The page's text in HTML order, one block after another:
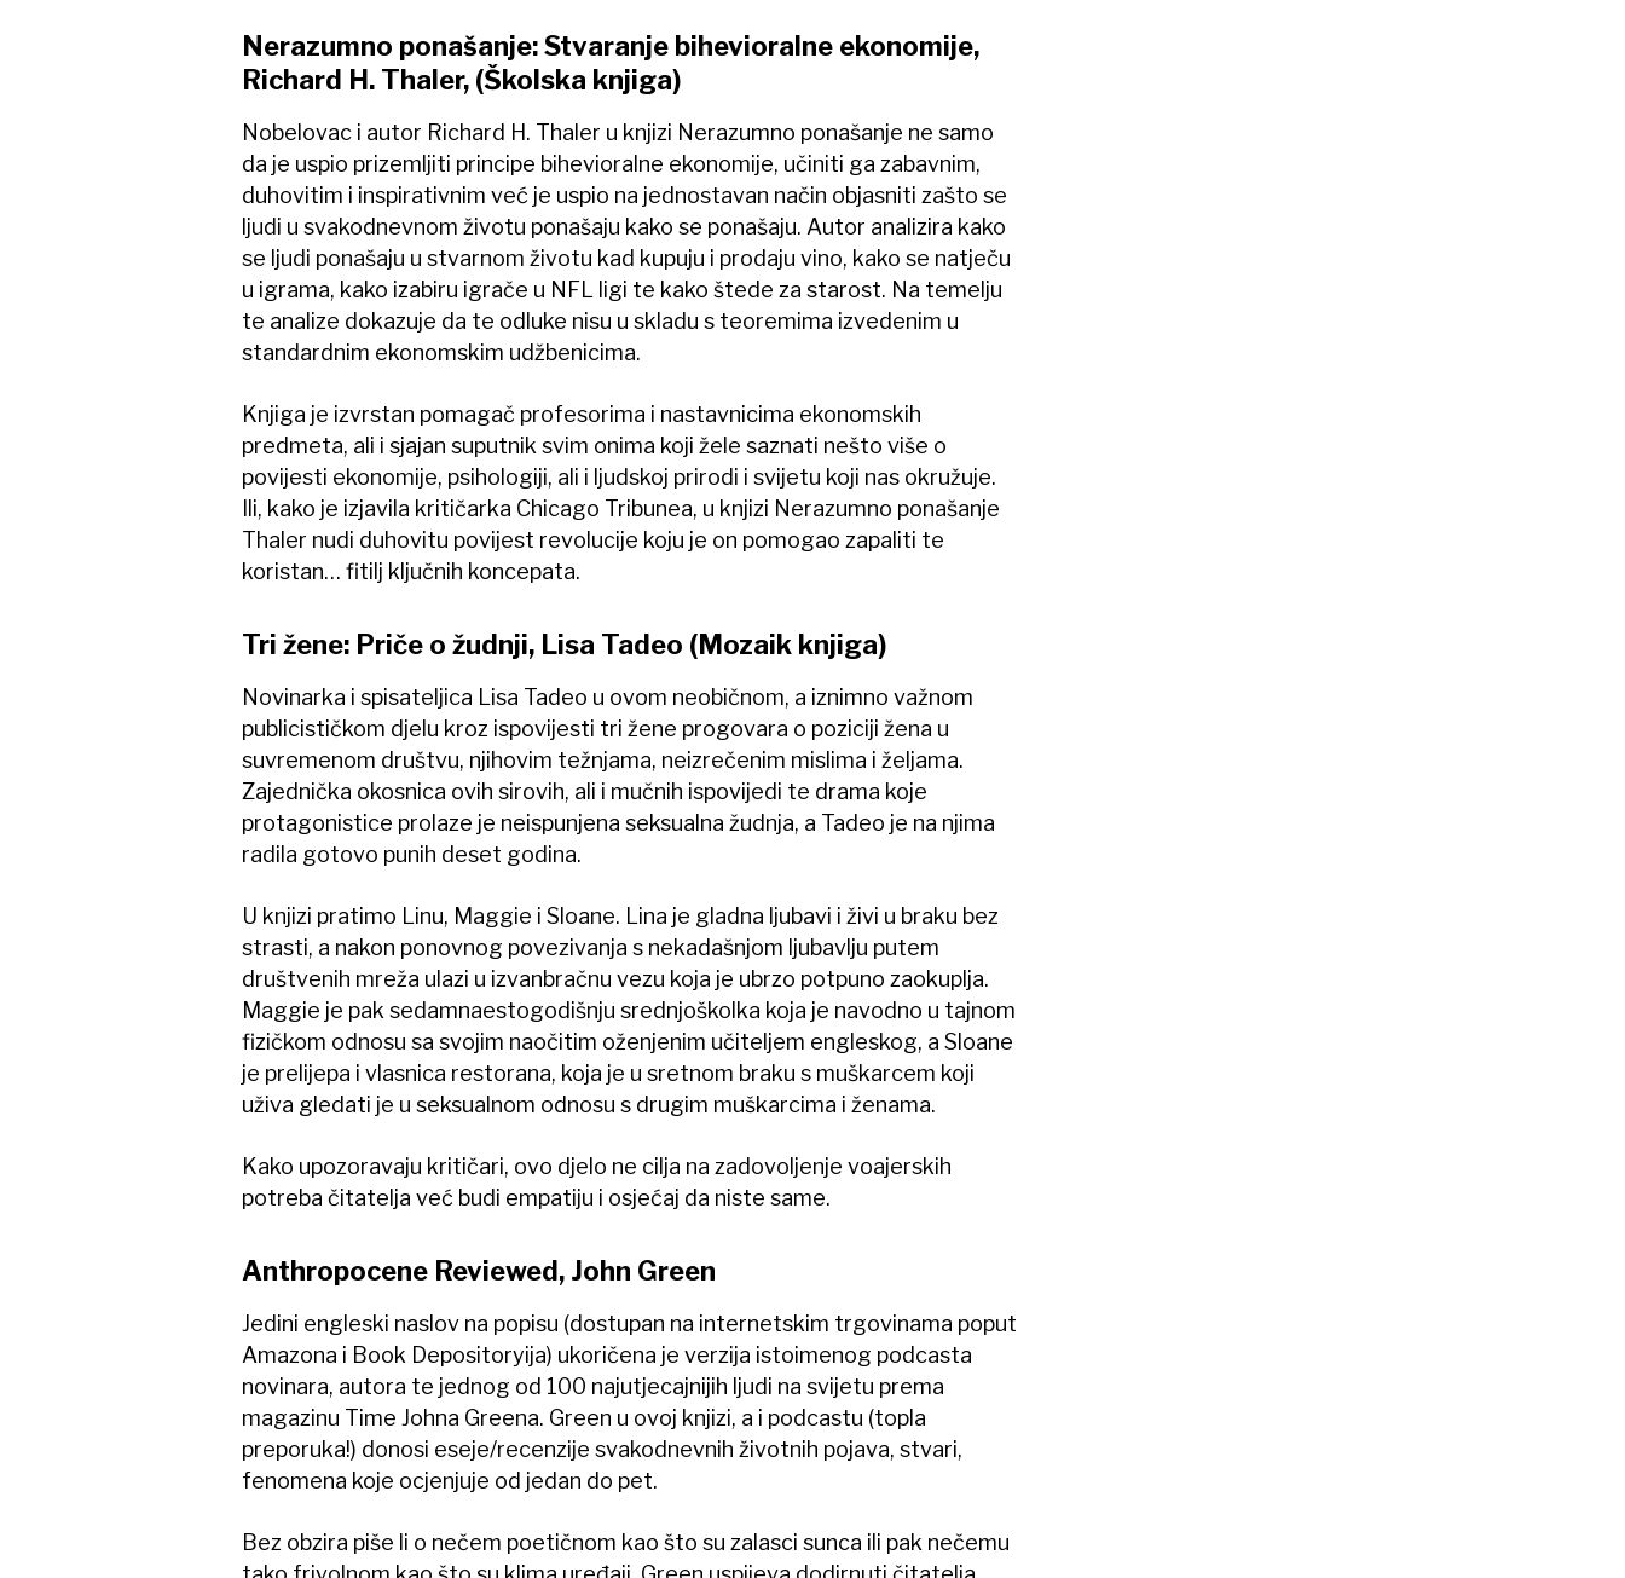
Nerazumno ponašanje: Stvaranje bihevioralne ekonomije,
Richard H. Thaler, (Školska knjiga)
Nobelovac i autor Richard H. Thaler u knjizi Nerazumno ponašanje ne samo
da je uspio prizemljiti principe bihevioralne ekonomije, učiniti ga zabavnim,
duhovitim i inspirativnim već je uspio na jednostavan način objasniti zašto se
ljudi u svakodnevnom životu ponašaju kako se ponašaju. Autor analizira kako
se ljudi ponašaju u stvarnom životu kad kupuju i prodaju vino, kako se natječu
u igrama, kako izabiru igrače u NFL ligi te kako štede za starost. Na temelju
te analize dokazuje da te odluke nisu u skladu s teoremima izvedenim u
standardnim ekonomskim udžbenicima.
Knjiga je izvrstan pomagač profesorima i nastavnicima ekonomskih
predmeta, ali i sjajan suputnik svim onima koji žele saznati nešto više o
povijesti ekonomije, psihologiji, ali i ljudskoj prirodi i svijetu koji nas okružuje.
Ili, kako je izjavila kritičarka Chicago Tribunea, u knjizi Nerazumno ponašanje
Thaler nudi duhovitu povijest revolucije koju je on pomogao zapaliti te
koristan… fitilj ključnih koncepata.
Tri žene: Priče o žudnji, Lisa Tadeo (Mozaik knjiga)
Novinarka i spisateljica Lisa Tadeo u ovom neobičnom, a iznimno važnom
publicističkom djelu kroz ispovijesti tri žene progovara o poziciji žena u
suvremenom društvu, njihovim težnjama, neizrečenim mislima i željama.
Zajednička okosnica ovih sirovih, ali i mučnih ispovijedi te drama koje
protagonistice prolaze je neispunjena seksualna žudnja, a Tadeo je na njima
radila gotovo punih deset godina.
U knjizi pratimo Linu, Maggie i Sloane. Lina je gladna ljubavi i živi u braku bez
strasti, a nakon ponovnog povezivanja s nekadašnjom ljubavlju putem
društvenih mreža ulazi u izvanbračnu vezu koja je ubrzo potpuno zaokuplja.
Maggie je pak sedamnaestogodišnju srednjoškolka koja je navodno u tajnom
fizičkom odnosu sa svojim naočitim oženjenim učiteljem engleskog, a Sloane
je prelijepa i vlasnica restorana, koja je u sretnom braku s muškarcem koji
uživa gledati je u seksualnom odnosu s drugim muškarcima i ženama.
Kako upozoravaju kritičari, ovo djelo ne cilja na zadovoljenje voajerskih
potreba čitatelja već budi empatiju i osjećaj da niste same.
Anthropocene Reviewed, John Green
Jedini engleski naslov na popisu (dostupan na internetskim trgovinama poput
Amazona i Book Depositoryija) ukoričena je verzija istoimenog podcasta
novinara, autora te jednog od 100 najutjecajnijih ljudi na svijetu prema
magazinu Time Johna Greena. Green u ovoj knjizi, a i podcastu (topla
preporuka!) donosi eseje/recenzije svakodnevnih životnih pojava, stvari,
fenomena koje ocjenjuje od jedan do pet.
Bez obzira piše li o nečem poetičnom kao što su zalasci sunca ili pak nečemu